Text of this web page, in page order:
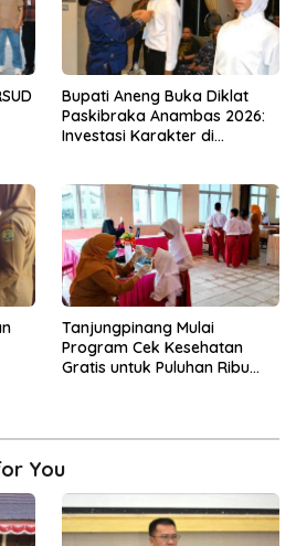
Bupati Aneng Buka Diklat
Paskibraka Anambas 2026:
Investasi Karakter di
Tanjungpinang Mulai
Program Cek Kesehatan
Gratis untuk Puluhan Ribu
You